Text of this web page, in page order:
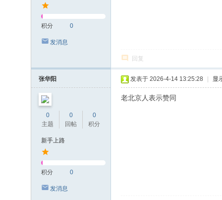
积分 0
发消息
回复
张华阳
0
主题
0
回帖
0
积分
新手上路
积分 0
发消息
发表于 2026-4-14 13:25:28 显
老北京人表示赞同